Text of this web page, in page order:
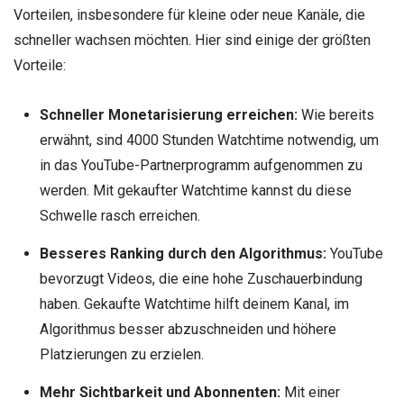
Vorteilen, insbesondere für kleine oder neue Kanäle, die
schneller wachsen möchten. Hier sind einige der größten
Vorteile:
Schneller Monetarisierung erreichen:Wie bereits
erwähnt, sind 4000 Stunden Watchtime notwendig, um
in das YouTube-Partnerprogramm aufgenommen zu
werden. Mit gekaufter Watchtime kannst du diese
Schwelle rasch erreichen.
Besseres Ranking durch den Algorithmus:YouTube
bevorzugt Videos, die eine hohe Zuschauerbindung
haben. Gekaufte Watchtime hilft deinem Kanal, im
Algorithmus besser abzuschneiden und höhere
Platzierungen zu erzielen.
Mehr Sichtbarkeit und Abonnenten:Mit einer